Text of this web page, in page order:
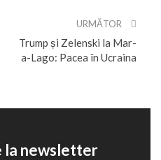
URMĂTOR
Trump și Zelenski la Mar-
a-Lago: Pacea în Ucraina
la newsletter